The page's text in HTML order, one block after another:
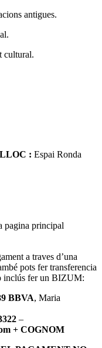
antigues.
cultural.
LLOC : Espai Ronda
pagina principal
a traves d’una
pots fer transferencia
inclús fer un BIZUM:
BBVA, Maria
–
+ COGNOM